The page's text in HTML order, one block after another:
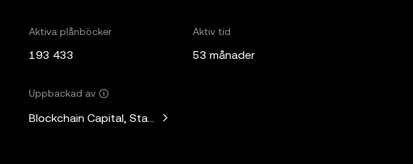
Aktiva plånböcker
193 433
Aktiv tid
53 månader
Uppbackad av
Blockchain Capital, Standard Crypto, Blockchain.com